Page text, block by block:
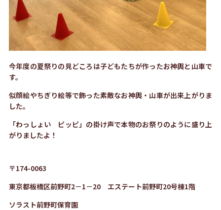
今年度の夏祭りの見どころは子どもたちが作ったお神輿と山車で
す。
似顔絵やちぎり絵等で飾った素敵なお神輿・山車が出来上がりま
した。
「わっしょい ピッピ」の掛け声で本物のお祭りのように盛り上
がりましたよ！
〒174-0063
東京都板橋区前野町2－1－20 エステート前野町20号棟1階
ソラスト前野町保育園